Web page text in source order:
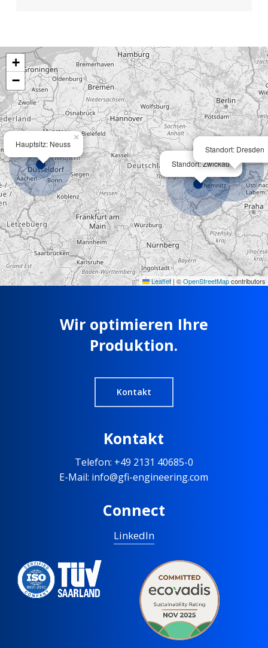
Hauptsitz: Neuss
×
Standort: Zwickau
Standort: Dresden
+
−
Leaflet | ©OpenStreetMapcontributors
Wir optimieren Ihre
Produktion.
Kontakt
Kontakt
Telefon: +49 2131 40685-0
E-Mail: info@gfi-engineering.com
Connect
LinkedIn